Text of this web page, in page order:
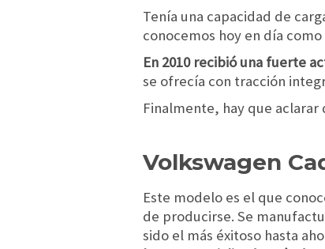
Tenía una capacidad de
conocemos hoy en día
En 2010 recibió una fuerte
se ofrecía con tracción
Finalmente, hay que
Volkswagen
Este modelo es el que
de producirse. Se
sido el más éxitoso hasta